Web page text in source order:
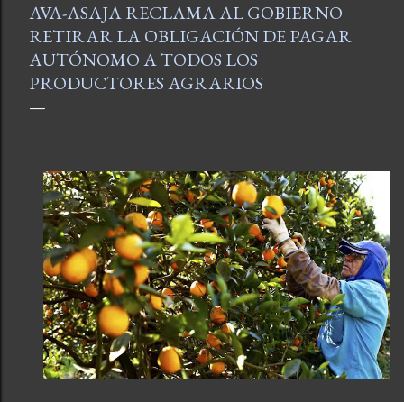
AVA-ASAJA RECLAMA AL GOBIERNO
RETIRAR LA OBLIGACIÓN DE PAGAR
AUTÓNOMO A TODOS LOS
PRODUCTORES AGRARIOS